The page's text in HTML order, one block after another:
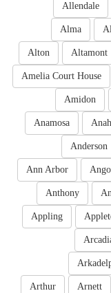
Allendale
Alma
Altamont
Alton
Amelia Court House
Amidon
Anamosa
Anderson
Ann Arbor
Anthony
Appling
Arnett
Arthur